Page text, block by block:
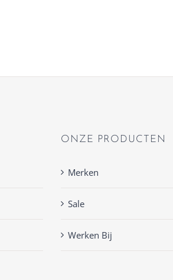
ONZE PRODUCTEN
Merken
Sale
Werken Bij